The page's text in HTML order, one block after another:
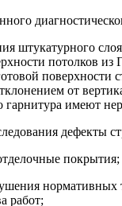
штукатурного
потолков
от
гарнитура имеют
покрытия;
нормативных
работ;